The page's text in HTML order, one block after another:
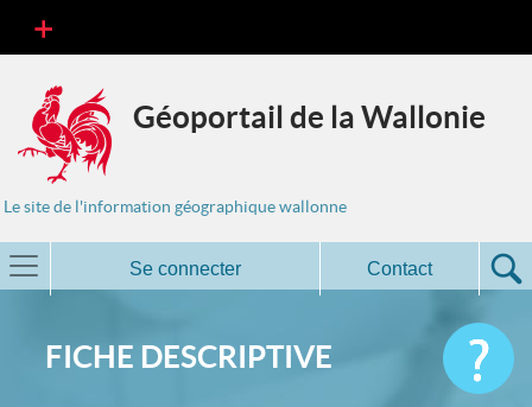
Géoportail de la Wallonie
Le site de l'information géographique wallonne
Se connecter Contact
FICHE DESCRIPTIVE